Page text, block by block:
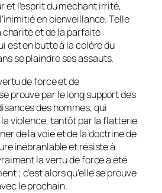
et l’esprit du méchant irrité,
en bienveillance. Telle
charité et de la parfaite
est en butte à la colère du
se plaindre ses assauts.
de force et de
prouve par le long support des
des hommes, qui
violence, tantôt par la flatterie
de la voie et de la doctrine de
inébranlable et résiste à
la vertu de force a été
; c’est alors qu’elle se prouve
le prochain.